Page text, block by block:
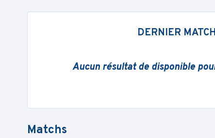
DERNIER MATCH
Aucun résultat de disponible
Matchs